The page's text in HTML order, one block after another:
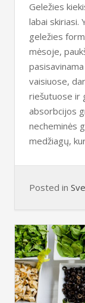
Geležies
labai skiriasi.
geležies
mėsoje,
vaisiuose,
riešutuose ir
absorbcijos
necheminės
medžiagų,
Posted in